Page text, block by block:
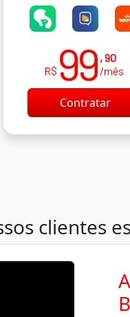
R$ 99 , 90
/mês
Contratar
clientes